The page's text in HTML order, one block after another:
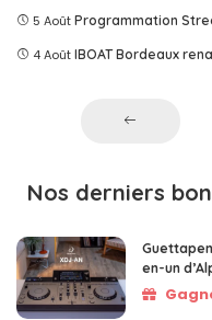
5 Août Programmation
4 Août IBOAT Bordeaux
Nos derniers
en-un